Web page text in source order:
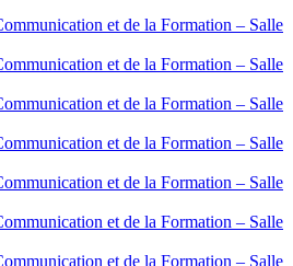
et de la Formation – Salle
et de la Formation – Salle
et de la Formation – Salle
et de la Formation – Salle
et de la Formation – Salle
et de la Formation – Salle
et de la Formation – Salle